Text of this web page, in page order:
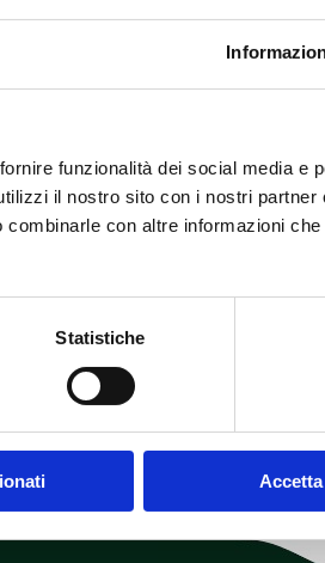
funzionalità dei social media e
il nostro sito con i nostri partner
con altre informazioni
Statistiche